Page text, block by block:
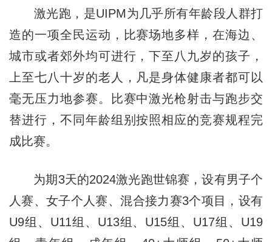
激光跑，是UIPM为几乎所有年龄段人群打
造的一项全民运动，比赛场地多样，在海边、
城市或者郊外均可进行，下至八九岁的孩子，
上至七八十岁的老人，凡是身体健康者都可以
毫无压力地参赛。比赛中激光枪射击与跑步交
替进行，不同年龄组别按照相应的竞赛规程完
成比赛。
为期3天的2024激光跑世锦赛，设有男子个
人赛、女子个人赛、混合接力赛3个项目，设有
U9组、U11组、U13组、U15组、U17组、U19